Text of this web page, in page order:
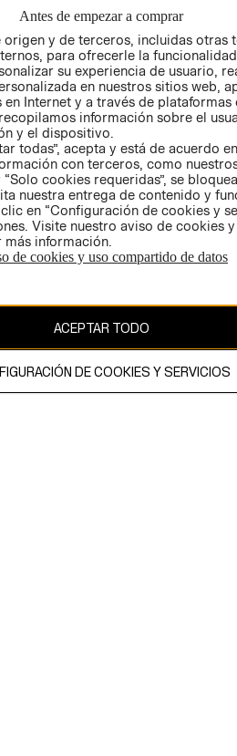
AVISO DE
PRIVACIDAD
GIFT CARD
AVISO DE
COOKIES
está protegido por copyright y es
Mauritz AB.
Antes de empezar a comprar
y de terceros, incluidas otras
para ofrecerle la
su experiencia de usuario,
en nuestros sitios web,
Internet y a través de plataformas
información sobre el
y el dispositivo.
todas”, acepta y está de acuerdo
con terceros, como
cookies requeridas”, se
nuestra entrega de contenido y
en “Configuración de cookies y
Visite nuestro aviso de cookies
información.
de cookies y uso compartido de datos
ACEPTAR TODO
DE COOKIES Y SERVICIOS